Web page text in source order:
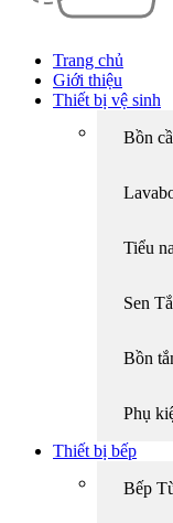
Trang chủ
Giới thiệu
Thiết bị vệ sinh
Bồn
Tiểu
Sen
Bồn
Phụ
Thiết bị bếp
Bếp